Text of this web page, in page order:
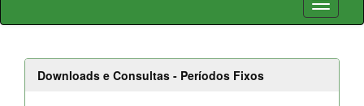
Downloads e Consultas - Períodos Fixos